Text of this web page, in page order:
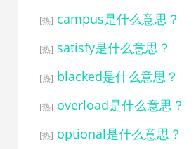
[热] campus是什么意思？
[热] satisfy是什么意思？
[热] blacked是什么意思？
[热] overload是什么意思？
[热] optional是什么意思？